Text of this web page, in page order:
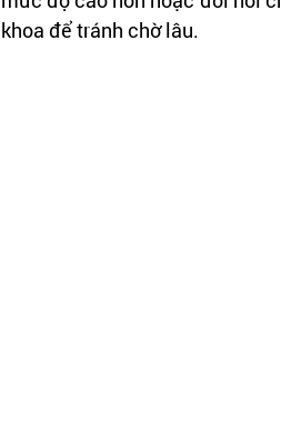
khoa để tránh chờ lâu.